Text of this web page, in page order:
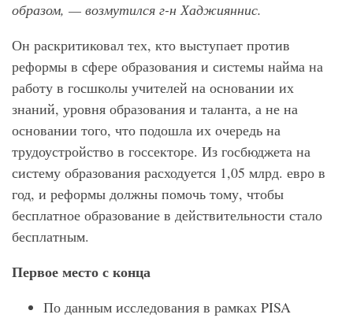
образом, — возмутился г-н Хаджияннис.
Он раскритиковал тех, кто выступает против
реформы в сфере образования и системы найма на
работу в госшколы учителей на основании их
знаний, уровня образования и таланта, а не на
основании того, что подошла их очередь на
трудоустройство в госсекторе. Из госбюджета на
систему образования расходуется 1,05 млрд. евро в
год, и реформы должны помочь тому, чтобы
бесплатное образование в действительности стало
бесплатным.
Первое место с конца
По данным исследования в рамках PISA